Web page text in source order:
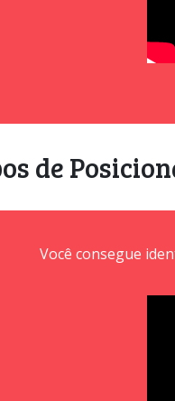
de
Você consegue